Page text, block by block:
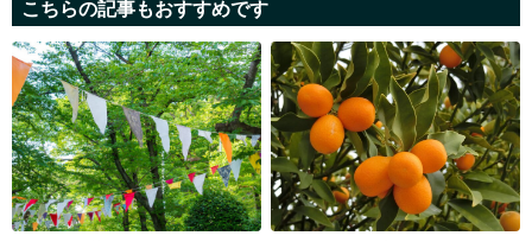
こちらの記事もおすすめです